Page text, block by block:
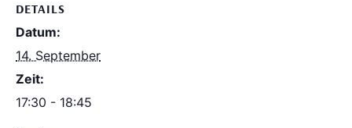
DETAILS
Datum:
14. September
Zeit:
17:30 - 18:45